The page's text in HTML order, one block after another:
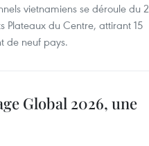
vietnamiens se déroule du 2
Plateaux du Centre, attirant 15
de neuf pays.
Global 2026, une